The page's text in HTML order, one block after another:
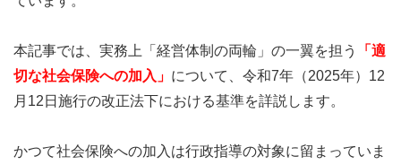
本記事では、実務上「経営体制の両輪」の一翼を担う
「適
切な社会保険への加入」 について、令和7年（2025年）12
月12日施行の改正法下における基準を詳説します。
かつて社会保険への加入は行政指導の対象に留まっていま